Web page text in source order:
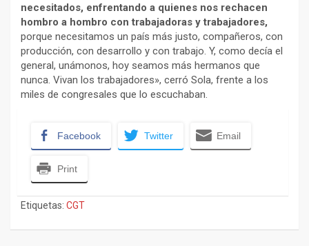
necesitados, enfrentando a quienes nos rechacen
hombro a hombro con trabajadoras y trabajadores,
porque necesitamos un país más justo, compañeros, con
producción, con desarrollo y con trabajo. Y, como decía el
general, unámonos, hoy seamos más hermanos que
nunca. Vivan los trabajadores», cerró Sola, frente a los
miles de congresales que lo escuchaban.
Facebook Twitter Email
Print
Etiquetas: CGT